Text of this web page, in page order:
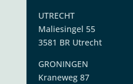
UTRECHT
Maliesingel 55
3581 BR Utrecht
GRONINGEN
Kraneweg 87